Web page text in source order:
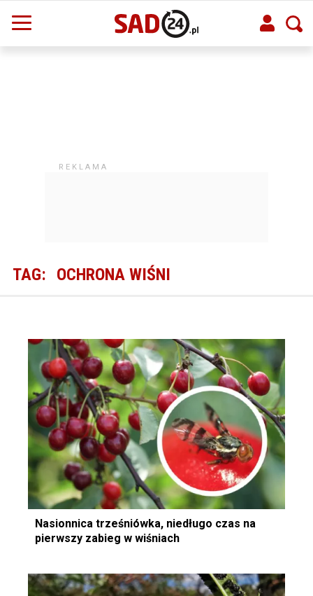
TAG: OCHRONA WIŚNI
Nasionnica trześniówka, niedługo czas na
pierwszy zabieg w wiśniach